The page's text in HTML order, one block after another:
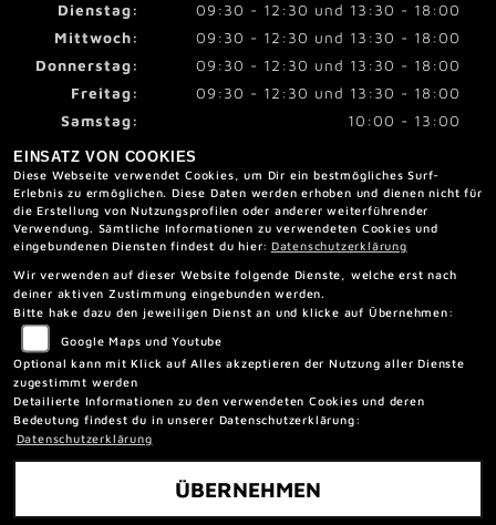
Dienstag:
09:30 - 12:30 und 13:30 - 18:00
Mittwoch:
09:30 - 12:30 und 13:30 - 18:00
Donnerstag:
09:30 - 12:30 und 13:30 - 18:00
Freitag:
09:30 - 12:30 und 13:30 - 18:00
Samstag:
10:00 - 13:00
Sonntag:
RECHTLICHES
Impressum
EINSATZ VON COOKIES
Diese Webseite verwendet Cookies, um Dir ein bestmögliches Surf-
Erlebnis zu ermöglichen. Diese Daten werden erhoben und dienen nicht für
die Erstellung von Nutzungsprofilen oder anderer weiterführender
Verwendung. Sämtliche Informationen zu verwendeten Cookies und
eingebundenen Diensten findest du hier: Datenschutzerklärung
Wir verwenden auf dieser Website folgende Dienste, welche erst nach
deiner aktiven Zustimmung eingebunden werden.
Bitte hake dazu den jeweiligen Dienst an und klicke auf Übernehmen:
Google Maps und Youtube
Optional kann mit Klick auf Alles akzeptieren der Nutzung aller Dienste
zugestimmt werden
Detailierte Informationen zu den verwendeten Cookies und deren
Bedeutung findest du in unserer Datenschutzerklärung:
Datenschutzerklärung
ÜBERNEHMEN